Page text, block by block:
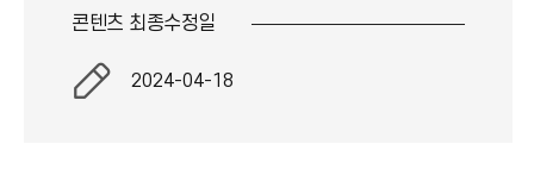
콘텐츠 최종수정일
2024-04-18